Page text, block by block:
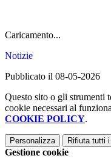
Caricamento...
Notizie
Pubblicato il 08-05-2026
Questo sito o gli strumenti
cookie necessari al
COOKIE POLICY.
Personalizza Rifiuta tutti i
Gestione cookie